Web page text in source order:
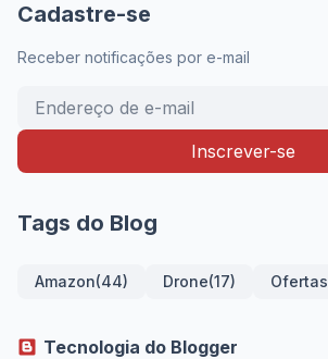
Cadastre-se
Receber notificações por e-mail
Tags do Blog
Amazon(44) Drone(17) Ofertas
Tecnologia do Blogger